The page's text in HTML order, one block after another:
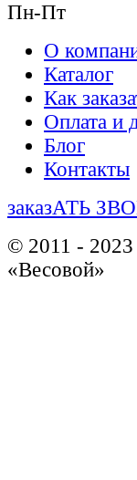
Пн-Пт
О
Каталог
Как
Оплата и
Блог
Контакты
заказАТЬ
© 2011 - 2023
«Весовой»